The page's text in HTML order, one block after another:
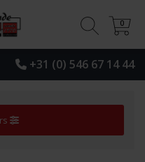
+31 (0) 546 67 14 44
0
0